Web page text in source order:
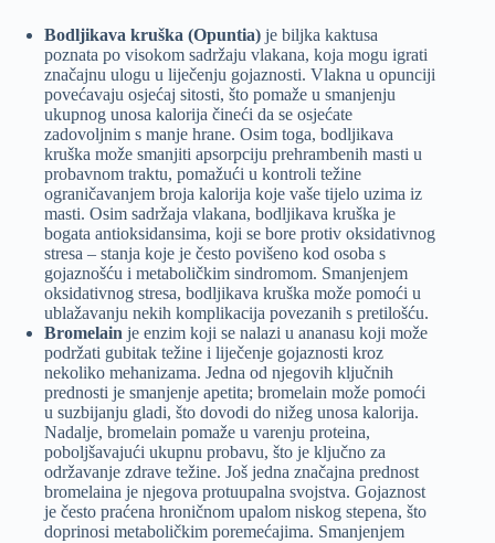
Bodljikava kruška (Opuntia) je biljka kaktusa
poznata po visokom sadržaju vlakana, koja mogu igrati
značajnu ulogu u liječenju gojaznosti. Vlakna u opunciji
povećavaju osjećaj sitosti, što pomaže u smanjenju
ukupnog unosa kalorija čineći da se osjećate
zadovoljnim s manje hrane. Osim toga, bodljikava
kruška može smanjiti apsorpciju prehrambenih masti u
probavnom traktu, pomažući u kontroli težine
ograničavanjem broja kalorija koje vaše tijelo uzima iz
masti. Osim sadržaja vlakana, bodljikava kruška je
bogata antioksidansima, koji se bore protiv oksidativnog
stresa – stanja koje je često povišeno kod osoba s
gojaznošću i metaboličkim sindromom. Smanjenjem
oksidativnog stresa, bodljikava kruška može pomoći u
ublažavanju nekih komplikacija povezanih s pretilošću.
Bromelain je enzim koji se nalazi u ananasu koji može
podržati gubitak težine i liječenje gojaznosti kroz
nekoliko mehanizama. Jedna od njegovih ključnih
prednosti je smanjenje apetita; bromelain može pomoći
u suzbijanju gladi, što dovodi do nižeg unosa kalorija.
Nadalje, bromelain pomaže u varenju proteina,
poboljšavajući ukupnu probavu, što je ključno za
održavanje zdrave težine. Još jedna značajna prednost
bromelaina je njegova protuupalna svojstva. Gojaznost
je često praćena hroničnom upalom niskog stepena, što
doprinosi metaboličkim poremećajima. Smanjenjem